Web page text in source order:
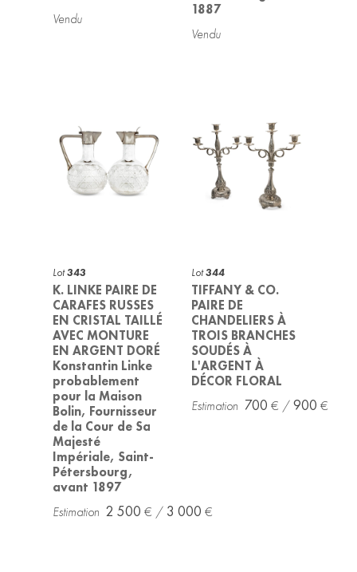
1887
Lot343
K. LINKE PAIRE DE
CARAFES RUSSES
EN CRISTAL TAILLÉ
AVEC MONTURE
EN ARGENT DORÉ
Konstantin Linke
probablement
pour la Maison
Bolin, Fournisseur
de la Cour de Sa
Majesté
Impériale, Saint-
Pétersbourg,
avant 1897
2 500 3 000
Lot344
TIFFANY & CO.
PAIRE DE
CHANDELIERS À
TROIS BRANCHES
SOUDÉS À
L'ARGENT À
DÉCOR FLORAL
700 900